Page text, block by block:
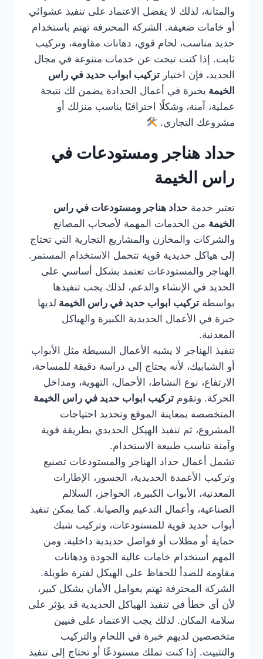
والمتانة، لذلك لا يفضل الاعتماد على تنفيذ عشوائي
أو خامات ضعيفة. الشركة المحترفة تهتم باستخدام
حديد مناسب، لحام قوي، دهانات مقاومة، وتركيب
ثابت. إذا كنت تبحث عن خدمات متنوعة في مجال
الحديد، فإن اختيار تركيب ابواب حديد في راس
الخيمة بخبرة في أعمال الحدادة يضمن لك نتيجة
عملية، آمنة، وشكلًا احترافيًا يناسب منزلك أو
مشروعك التجاري.
حداد هناجر ومستودعات في
راس الخيمة
تعتبر خدمة حداد هناجر ومستودعات في راس
الخيمة من الخدمات المهمة لأصحاب المصانع
والشركات والمخازن والمشاريع التجارية التي تحتاج
إلى هياكل حديدية قوية تتحمل الاستخدام المستمر.
الهناجر والمستودعات تعتمد بشكل أساسي على
الحديد في الإنشاء والدعم، لذلك يجب تنفيذها
بواسطة تركيب ابواب حديد في راس الخيمة لديها
خبرة في الأعمال الحديدية الكبيرة والهياكل
المعدنية.
تنفيذ الهناجر لا يشبه الأعمال البسيطة مثل الأبواب
أو الشبابيك، لأنه يحتاج إلى دراسة دقيقة للمساحة،
الارتفاع، نوع النشاط، الأحمال، التهوية، ومداخل
الحركة. وتقوم تركيب ابواب حديد في راس الخيمة
المتخصصة بمعاينة الموقع وتحديد احتياجات
المشروع، ثم تنفيذ الهيكل الحديدي بطريقة قوية
وآمنة تناسب طبيعة الاستخدام.
تشمل أعمال حداد الهناجر والمستودعات تصنيع
وتركيب الأعمدة الحديدية، الجسور، الإطارات
المعدنية، الأبواب الكبيرة، الحواجز، السلالم
الصناعية، وأعمال التدعيم والصيانة. كما يمكن تنفيذ
أبواب حديد قوية للمستودعات، وتركيب شبك
حماية أو مظلات أو فواصل حديدية داخلية. ومن
المهم استخدام خامات عالية الجودة ودهانات
مقاومة للصدأ للحفاظ على الهيكل لفترة طويلة.
الشركة المحترفة تهتم بعوامل الأمان بشكل كبير،
لأن أي خطأ في تنفيذ الهياكل الحديدية قد يؤثر على
سلامة المكان. لذلك يجب الاعتماد على فنيين
متخصصين لديهم خبرة في اللحام والتركيب
والتثبيت. إذا كنت تملك مستودعًا أو تحتاج إلى تنفيذ